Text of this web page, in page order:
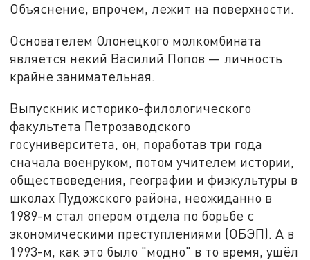
Объяснение, впрочем, лежит на поверхности.
Основателем Олонецкого молкомбината
является некий Василий Попов — личность
крайне занимательная.
Выпускник историко-филологического
факультета Петрозаводского
госуниверситета, он, поработав три года
сначала военруком, потом учителем истории,
обществоведения, географии и физкультуры в
школах Пудожского района, неожиданно в
1989-м стал опером отдела по борьбе с
экономическими преступлениями (ОБЭП). А в
1993-м, как это было "модно" в то время, ушёл